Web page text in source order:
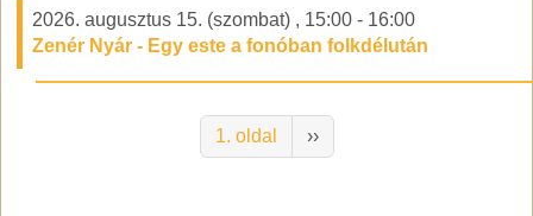
2026. augusztus 15. (szombat) , 15:00 - 16:00
Zenér Nyár - Egy este a fonóban folkdélután
1. oldal
Következő oldal
››